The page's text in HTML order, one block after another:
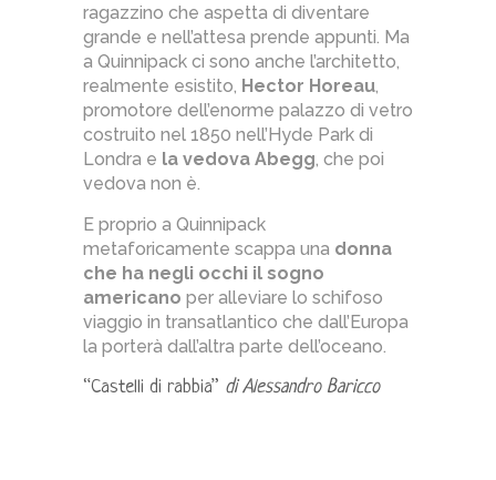
ragazzino che aspetta di diventare
grande e nell’attesa prende appunti. Ma
a Quinnipack ci sono anche l’architetto,
realmente esistito, Hector Horeau,
promotore dell’enorme palazzo di vetro
costruito nel 1850 nell’Hyde Park di
Londra e la vedova Abegg, che poi
vedova non è.
E proprio a Quinnipack
metaforicamente scappa una donna
che ha negli occhi il sogno
americano per alleviare lo schifoso
viaggio in transatlantico che dall’Europa
la porterà dall’altra parte dell’oceano.
“Castelli di rabbia” di Alessandro Baricco